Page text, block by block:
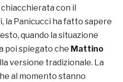
con il
la Panicucci ha fatto sapere
quando la situazione
poi spiegato che Mattino
versione tradizionale. La
al momento stanno